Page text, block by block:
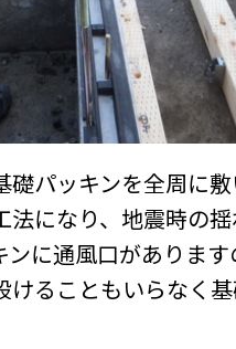
礎パッキンを全周に
法になり、地震時の
ンに通風口がありま
けることもいらなく